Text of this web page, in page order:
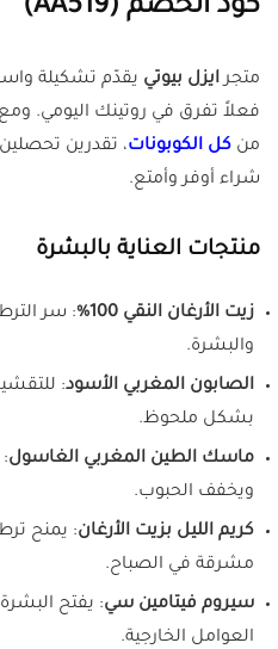
كود الخصم (AA519
)
متجرايزل بيوتي يقدّم تشكيلة
فعلاً تفرق في روتينك اليومي. ومع
من كل الكوبونات
شراء أوفر وأمتع.
منتجات العناية بالبشرة
زيت الأرغان النقي 100%
: سر
والبشرة.
الصابون المغربي الأسود:
بشكل ملحوظ.
ماسك الطين المغربي الغاسول
ويخفف الحبوب.
كريم الليل بزيت الأرغان: يمنح
مشرقة في الصباح.
سيروم فيتامين سي: يفتح
العوامل الخارجية.